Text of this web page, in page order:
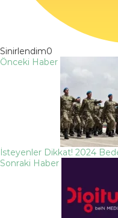
Sinirlendim0
Önceki Haber
İsteyenler Dikkat! 2024
Sonraki Haber